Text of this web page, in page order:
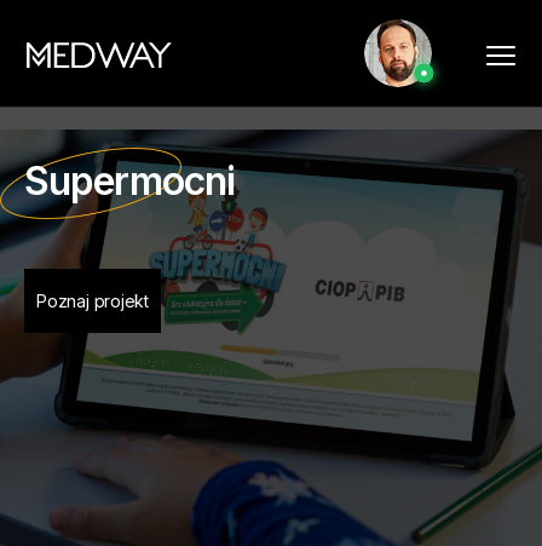
Supermocni
Poznaj projekt